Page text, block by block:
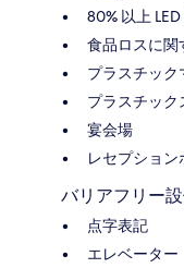
80% 以上
食品ロスに関
プラスチック
プラスチック
宴会場
レセプション
バリアフリー
点字表記
エレベーター